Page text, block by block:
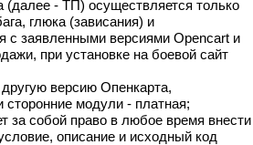
(далее - ТП) осуществляется только
глюка (зависания) и
с заявленными версиями Opencart и
при установке на боевой сайт
версию Опенкарта,
модули - платная;
за собой право в любое время внести
описание и исходный код